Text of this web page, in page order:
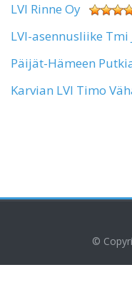
LVI Rinne Oy
LVI-asennusliike Tmi
Päijät-Hämeen
Karvian LVI Timo
©